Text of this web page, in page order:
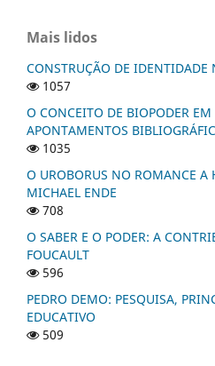
Mais lidos
CONSTRUÇÃO DE IDENTIDADE
1057
O CONCEITO DE BIOPODER EM
APONTAMENTOS
1035
O UROBORUS NO ROMANCE A
MICHAEL ENDE
708
O SABER E O PODER: A
FOUCAULT
596
PEDRO DEMO: PESQUISA,
EDUCATIVO
509